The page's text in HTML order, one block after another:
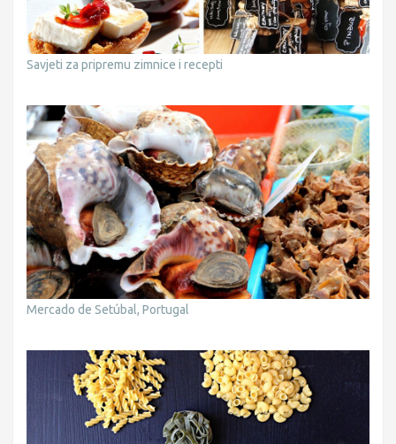
Savjeti za pripremu zimnice i recepti
Mercado de Setúbal, Portugal